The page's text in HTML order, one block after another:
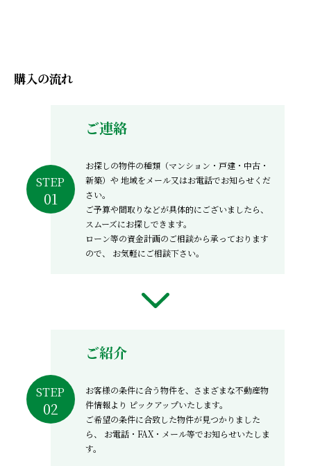
購入の流れ
STEP
ご連絡
お探しの物件の種類（マンション・戸建・中古・
新築）や 地域をメール又はお電話でお知らせくだ
さい。
ご予算や間取りなどが具体的にございましたら、
スムーズにお探しできます。
ローン等の資金計画のご相談から承っております
ので、 お気軽にご相談下さい。
STEP
ご紹介
お客様の条件に合う物件を、さまざまな不動産物
件情報より ピックアップいたします。
ご希望の条件に合致した物件が見つかりました
ら、 お電話・FAX・メール等でお知らせいたしま
す。